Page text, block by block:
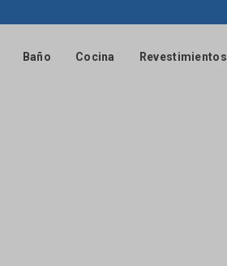
Baño Cocina Revestimientos